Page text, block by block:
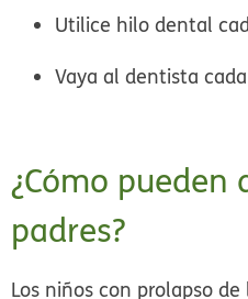
Utilice hilo dental
Vaya al dentista
¿Cómo pueden
padres?
Los niños con prolapso